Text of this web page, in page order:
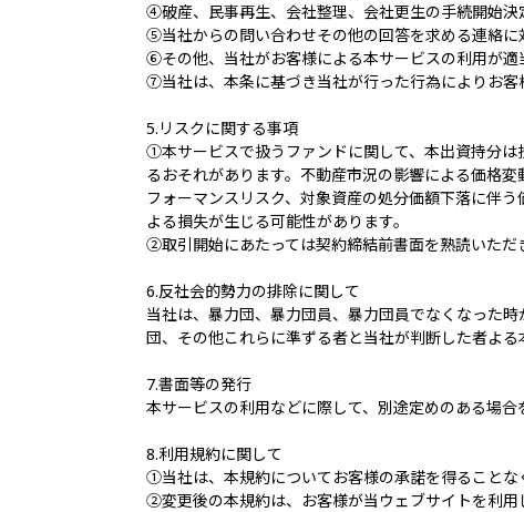
④破産、民事再生、会社整理、会社更生の手続開始
⑤当社からの問い合わせその他の回答を求める連絡
⑥その他、当社がお客様による本サービスの利用が適
⑦当社は、本条に基づき当社が行った行為によりお客
5.リスクに関する事項
①本サービスで扱うファンドに関して、本出資持分
るおそれがあります。不動産市況の影響による価格
フォーマンスリスク、対象資産の処分価額下落に伴
よる損失が生じる可能性があります。
②取引開始にあたっては契約締結前書面を熟読いただ
6.反社会的勢力の排除に関して
当社は、暴力団、暴力団員、暴力団員でなくなった
団、その他これらに準ずる者と当社が判断した者よる
7.書面等の発行
本サービスの利用などに際して、別途定めのある場
8.利用規約に関して
①当社は、本規約についてお客様の承諾を得ることな
②変更後の本規約は、お客様が当ウェブサイトを利用